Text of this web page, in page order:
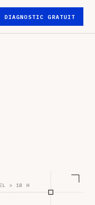
DIAGNOSTIC GRATUIT
> 18 H